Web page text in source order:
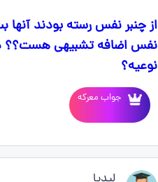
از چنبر نفس رسته بودند
نفس اضافه تشبیهی هست؟؟
نوعیه؟
جواب معرکه